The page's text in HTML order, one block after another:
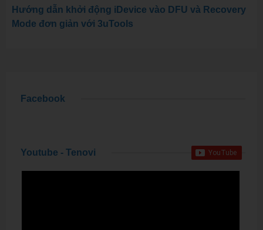
Hướng dẫn khởi động iDevice vào DFU và Recovery
Mode đơn giản với 3uTools
Facebook
Youtube - Tenovi